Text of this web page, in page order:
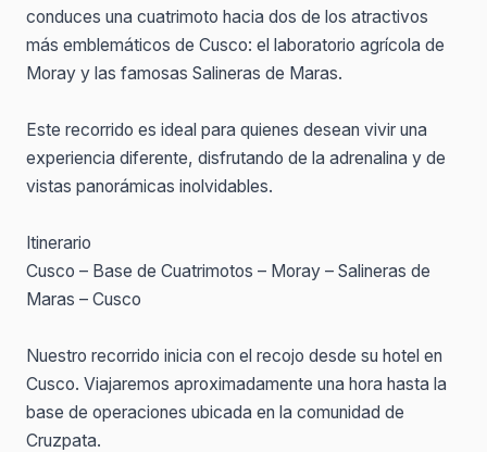
conduces una cuatrimoto hacia dos de los atractivos
más emblemáticos de Cusco: el laboratorio agrícola de
Moray y las famosas Salineras de Maras.
Este recorrido es ideal para quienes desean vivir una
experiencia diferente, disfrutando de la adrenalina y de
vistas panorámicas inolvidables.
Itinerario
Cusco – Base de Cuatrimotos – Moray – Salineras de
Maras – Cusco
Nuestro recorrido inicia con el recojo desde su hotel en
Cusco. Viajaremos aproximadamente una hora hasta la
base de operaciones ubicada en la comunidad de
Cruzpata.